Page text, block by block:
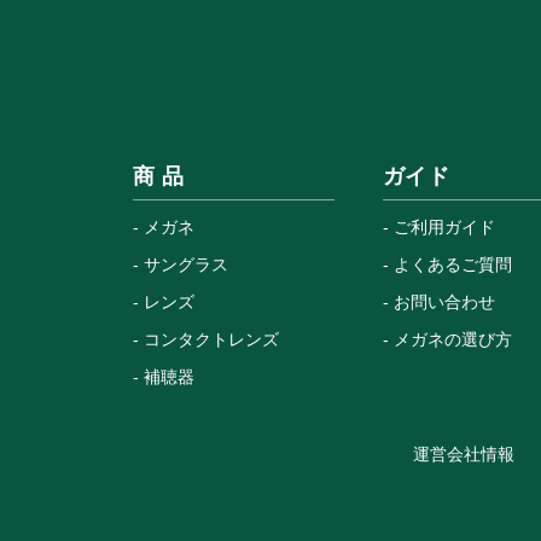
商 品
メガネ
サングラス
レンズ
コンタクトレンズ
補聴器
ガイド
ご利用ガイド
よくあるご質問
お問い合わせ
メガネの選び方
運営会社情報